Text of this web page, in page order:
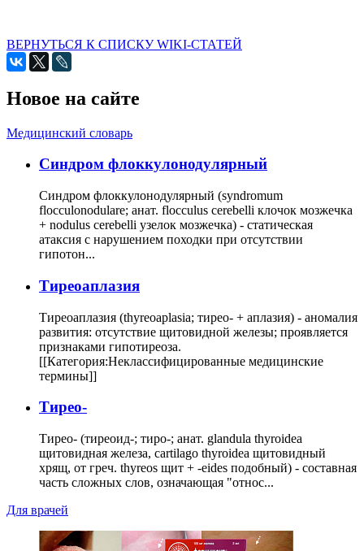
ВЕРНУТЬСЯ К СПИСКУ WIKI-СТАТЕЙ
Новое на сайте
Медицинский словарь
Cиндром флоккулонодулярный
Синдром флоккулонодулярный (syndromum
flocculonodulare; анат. flocculus cerebelli клочок мозжечка
+ nodulus cerebelli узелок мозжечка) - статическая
атаксия с нарушением походки при отсутствии
гипотон...
Тиреоаплазия
Тиреоаплазия (thyreoaplasia; тирео- + аплазия) - аномалия
развития: отсутствие щитовидной железы; проявляется
признаками гипотиреоза.
[[Категория:Неклассифицированные медицинские
термины]]
Тирео-
Тирео- (тиреоид-; тиро-; анат. glandula thyroidea
щитовидная железа, cartilago thyroidea щитовидный
хрящ, от греч. thyreos щит + -eides подобный) - составная
часть сложных слов, означающая "относ...
Для врачей